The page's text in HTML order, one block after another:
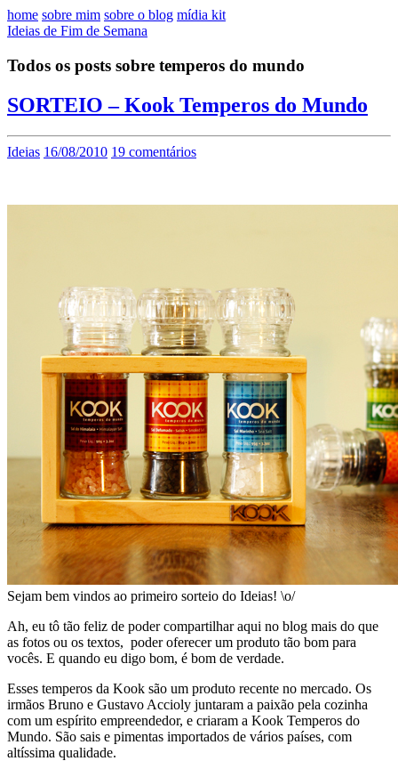
home sobre mim sobre o blog mídia kit
Ideias de Fim de Semana
Todos os posts sobre temperos do mundo
SORTEIO – Kook Temperos do Mundo
Ideias 16/08/2010 19 comentários
Sejam bem vindos ao primeiro sorteio do Ideias! \o/
Ah, eu tô tão feliz de poder compartilhar aqui no blog mais do que
as fotos ou os textos, poder oferecer um produto tão bom para
vocês. E quando eu digo bom, é bom de verdade.
Esses temperos da Kook são um produto recente no mercado. Os
irmãos Bruno e Gustavo Accioly juntaram a paixão pela cozinha
com um espírito empreendedor, e criaram a Kook Temperos do
Mundo. São sais e pimentas importados de vários países, com
altíssima qualidade.